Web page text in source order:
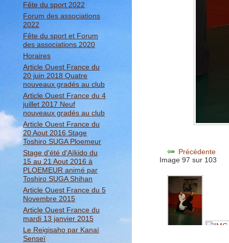
Fête du sport 2022
Forum des associations
2022
Fête du sport et Forum
des associations 2020
Horaires
Article Ouest France du
20 juin 2018 Quatre
nouveaux gradés au club
Article Ouest France du 4
juillet 2017 Neuf
nouveaux gradés au club
Article Ouest France du
20 Aout 2016 Stage
Toshiro SUGA Ploemeur
Stage d'été d'Aïkido du
15 au 21 Aout 2016 à
PLOEMEUR animé par
Toshiro SUGA Shihan
Article Ouest France du 5
Novembre 2015
Article Ouest France du
mardi 13 janvier 2015
Le Reigisaho par Kanaï
Senseï
Précédente
Image 97 sur 103